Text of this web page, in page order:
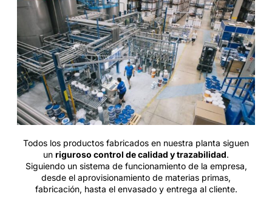
Todos los productos fabricados en nuestra planta siguen
un riguroso control de calidad y trazabilidad.
Siguiendo un sistema de funcionamiento de la empresa,
desde el aprovisionamiento de materias primas,
fabricación, hasta el envasado y entrega al cliente.